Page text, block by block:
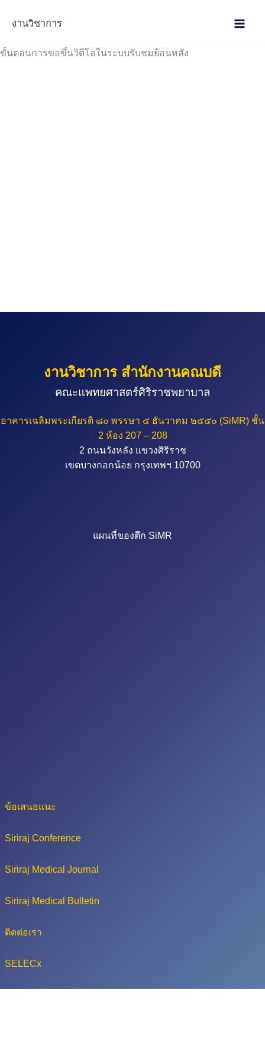
งานวิชาการ
ขั้นตอนการขอขึ้นวิดีโอในระบบรับชมย้อนหลัง
งานวิชาการ สำนักงานคณบดี
คณะแพทยศาสตร์ศิริราชพยาบาล
อาคารเฉลิมพระเกียรติ ๘๐ พรรษา ๕ ธันวาคม ๒๕๕๐ (SiMR) ชั้น
2 ห้อง 207 – 208
2 ถนนวังหลัง แขวงศิริราช
เขตบางกอกน้อย กรุงเทพฯ 10700
แผนที่ของตึก SiMR
ข้อเสนอแนะ
Siriraj Conference
Siriraj Medical Journal
Siriraj Medical Bulletin
ติดต่อเรา
SELECx